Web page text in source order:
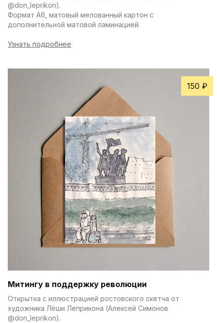
@don_leprikon).
Формат А6, матовый мелованный картон с
дополнительной матовой ламинацией.
Узнать подробнее
Митингу в поддержку революции
Открытка с иллюстрацией ростовского скетча от
художника Лёши Леприкона (Алексей Симонов
@don_leprikon).
150 ₽